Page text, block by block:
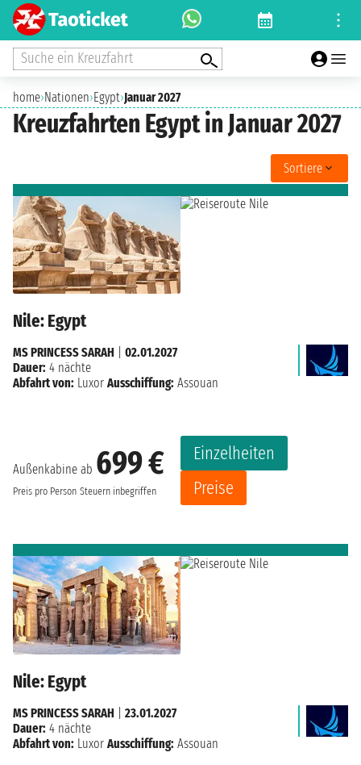
Suche ein Kreuzfahrt
home›Nationen›Egypt›Januar 2027
Kreuzfahrten Egypt in Januar 2027
Sortiere
Nile: Egypt
Außenkabine ab 699 €
Preis pro Person Steuern inbegriffen
Einzelheiten
Preise
MS PRINCESS SARAH
02.01.2027
Dauer: 4 nächte
Abfahrt von: Luxor Ausschiffung: Assouan
Nile: Egypt
MS PRINCESS SARAH
23.01.2027
Dauer: 4 nächte
Abfahrt von: Luxor Ausschiffung: Assouan